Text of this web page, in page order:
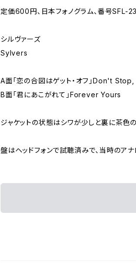
定価600円、日本フォノグラム、番号SFL-
シルヴァーズ
Sylvers
A面「恋の合図はゲット・オフ」Don't
B面「君にあこがれて」Forever Yours
ジャケットの状態はシワが少しと裏に茶色
盤はヘッドフォンで試聴済みで、当時のア